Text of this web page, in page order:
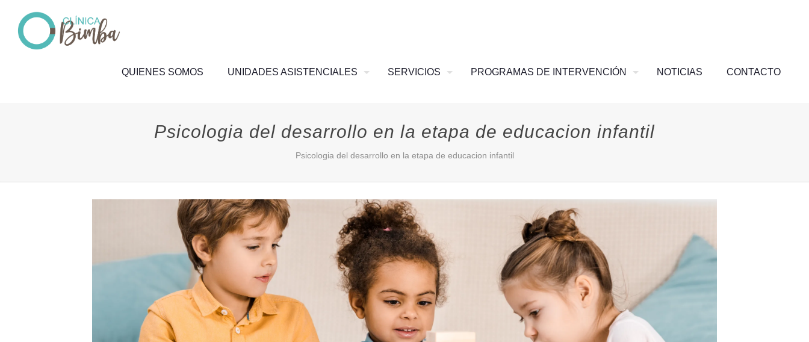
QUIENES SOMOS UNIDADES ASISTENCIALES SERVICIOS PROGRAMAS DE INTERVENCIÓN NOTICIAS CONTACTO
Psicologia del desarrollo en la etapa de educacion infantil
Psicologia del desarrollo en la etapa de educacion infantil